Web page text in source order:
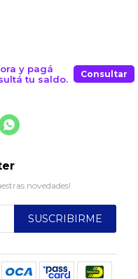
y pagá
tu saldo.
Consultar

novedades!
SUSCRIBIRME